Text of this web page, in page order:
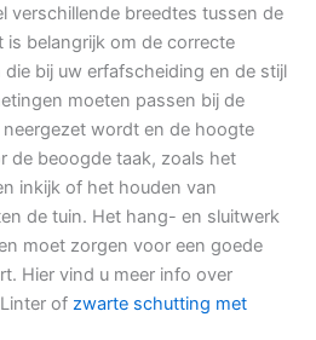
verschillende breedtes tussen de
belangrijk om de correcte
bij uw erfafscheiding en de stijl
moeten passen bij de
wordt en de hoogte
de beoogde taak, zoals het
inkijk of het houden van
de tuin. Het hang- en sluitwerk
moet zorgen voor een goede
Hier vind u meer info over
of zwarte schutting met